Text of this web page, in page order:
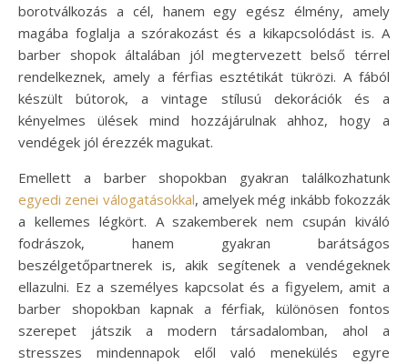
borotválkozás a cél, hanem egy egész élmény, amely
magába foglalja a szórakozást és a kikapcsolódást is. A
barber shopok általában jól megtervezett belső térrel
rendelkeznek, amely a férfias esztétikát tükrözi. A fából
készült bútorok, a vintage stílusú dekorációk és a
kényelmes ülések mind hozzájárulnak ahhoz, hogy a
vendégek jól érezzék magukat.
Emellett a barber shopokban gyakran találkozhatunk
egyedi zenei válogatásokkal, amelyek még inkább fokozzák
a kellemes légkört. A szakemberek nem csupán kiváló
fodrászok, hanem gyakran barátságos
beszélgetőpartnerek is, akik segítenek a vendégeknek
ellazulni. Ez a személyes kapcsolat és a figyelem, amit a
barber shopokban kapnak a férfiak, különösen fontos
szerepet játszik a modern társadalomban, ahol a
stresszes mindennapok elől való menekülés egyre